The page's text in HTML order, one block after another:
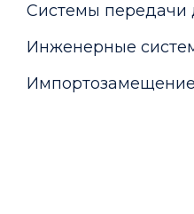
Системы передачи
Инженерные
Импортозамещение